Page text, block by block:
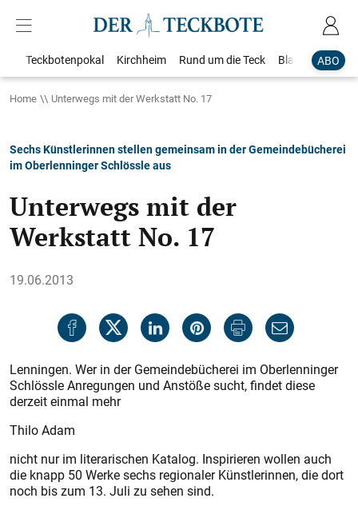
ABO
Teckbotenpokal Kirchheim Rund um die Teck Blaulicht
Home Unterwegs mit der Werkstatt No. 17
Sechs Künstlerinnen stellen gemeinsam in der Gemeindebücherei
im Oberlenninger Schlössle aus
Unterwegs mit der
Werkstatt No. 17
19.06.2013
Lenningen. Wer in der Gemeindebücherei im Oberlenninger
Schlössle Anregungen und Anstöße sucht, findet diese
derzeit einmal mehr
Thilo Adam
nicht nur im literarischen Katalog. Inspirieren wollen auch
die knapp 50 Werke sechs regionaler Künstlerinnen, die dort
noch bis zum 13. Juli zu sehen sind.